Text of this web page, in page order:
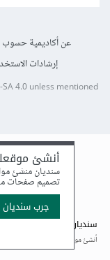
عن أكاديمية حسوب
إرشادات
SA 4.0unless mentioned